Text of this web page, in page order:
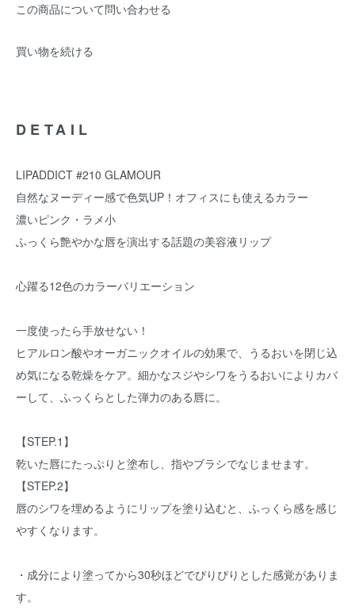
この商品について問い合わせる
買い物を続ける
DETAIL
LIPADDICT #210 GLAMOUR
自然なヌーディー感で色気UP！オフィスにも使えるカラー
濃いピンク・ラメ小
ふっくら艶やかな唇を演出する話題の美容液リップ
心躍る12色のカラーバリエーション
一度使ったら手放せない！
ヒアルロン酸やオーガニックオイルの効果で、うるおいを閉じ込
め気になる乾燥をケア。細かなスジやシワをうるおいによりカバ
ーして、ふっくらとした弾力のある唇に。
【STEP.1】
乾いた唇にたっぷりと塗布し、指やブラシでなじませます。
【STEP.2】
唇のシワを埋めるようにリップを塗り込むと、ふっくら感を感じ
やすくなります。
・成分により塗ってから30秒ほどでぴりぴりとした感覚がありま
す。